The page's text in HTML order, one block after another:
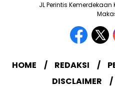
JL Perintis
HOME REDAKSI
DISCLAIMER